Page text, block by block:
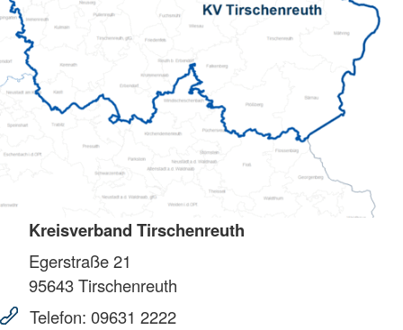
Kreisverband Tirschenreuth
Egerstraße 21
95643Tirschenreuth
Telefon: 09631 2222